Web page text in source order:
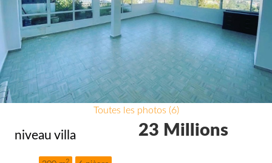
Toutes les photos (6)
niveau villa
2
23 Millions